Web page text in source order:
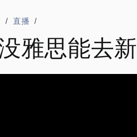
/ 直播 /
雅思能去